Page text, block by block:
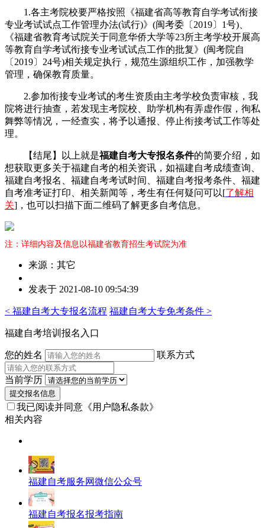
1.各主考院校要严格按照《福建省高等教育自学考试衔接
专业考试试点工作管理办法(试行)》(闽考委〔2019〕1号)、
《福建省教育考试院关于同意华侨大学等23所主考学校开展高
等教育自学考试衔接专业考试试点工作的批复》(闽考院自
〔2019〕24号)相关规定执行，规范生源组织工作，加强教学
管理，确保教育质量。
2.参加衔接专业考试的考生资质由主考学校负责审核，我
院将进行抽查，若发现主考院校、助学机构有弄虚作假，徇私
舞弊等情况，一经查实，将予以通报、停止衔接考试工作等处
理。
【结尾】以上就是福建自考大专报名条件的简要介绍，如
想获取更多关于福建自考的相关资讯，如福建自考成绩查询、
福建自考报名、福建自考考试时间、福建自考报考条件、福建
自考准考证打印、相关新闻等，考生有任何疑问可以[了解相
关]，也可以扫描下面二维码了解更多自考信息。
注：详细内容及信息以福建省教育招生考试院为准
来源：其它
者：
老
师
发表于 2021-08-10 09:54:39
< 福建自考大专报名流程 福建自考大专免考条件 >
福建自考培训报名入口
您的姓名 联系方式
当前学历
提交报名信息
我已阅读并同意 《用户隐私条款》
相关内容
福建自考服务网微信公众号
福建自考报名报考指南